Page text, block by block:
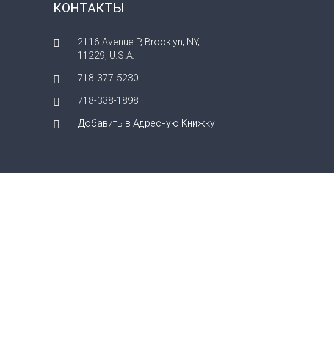
КОНТАКТЫ
2116 Avenue P, Brooklyn, NY,
11229, U.S.A.
718-377-5230
718-338-1898
Добавить в Адресную Книжку